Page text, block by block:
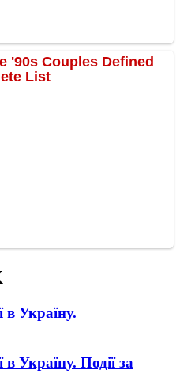
в Україну.
в Україну. Події за